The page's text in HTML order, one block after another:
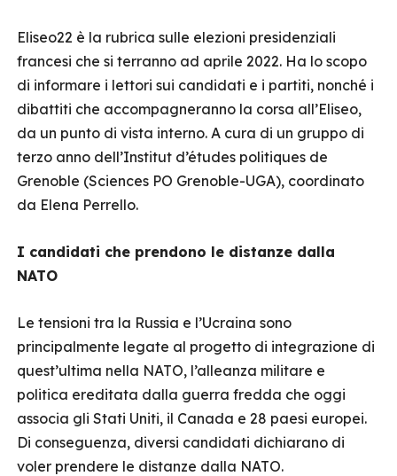
Eliseo22 è la rubrica sulle elezioni presidenziali
francesi che si terranno ad aprile 2022. Ha lo scopo
di informare i lettori sui candidati e i partiti, nonché i
dibattiti che accompagneranno la corsa all’Eliseo,
da un punto di vista interno. A cura di un gruppo di
terzo anno dell’Institut d’études politiques de
Grenoble (Sciences PO Grenoble-UGA), coordinato
da Elena Perrello.
I candidati che prendono le distanze dalla
NATO
Le tensioni tra la Russia e l’Ucraina sono
principalmente legate al progetto di integrazione di
quest’ultima nella NATO, l’alleanza militare e
politica ereditata dalla guerra fredda che oggi
associa gli Stati Uniti, il Canada e 28 paesi europei.
Di conseguenza, diversi candidati dichiarano di
voler prendere le distanze dalla NATO.